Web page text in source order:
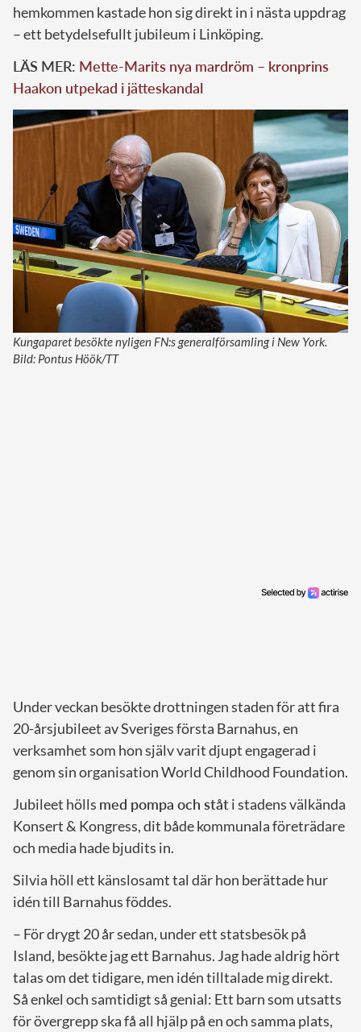
hemkommen kastade hon sig direkt in i nästa uppdrag
– ett betydelsefullt jubileum i Linköping.
LÄS MER: Mette-Marits nya mardröm – kronprins
Haakon utpekad i jätteskandal
Kungaparet besökte nyligen FN:s generalförsamling i New York.
Bild: Pontus Höök/TT
Under veckan besökte drottningen staden för att fira
20-årsjubileet av Sveriges första Barnahus, en
verksamhet som hon själv varit djupt engagerad i
genom sin organisation World Childhood Foundation.
Jubileet hölls med pompa och ståti stadens välkända
Konsert & Kongress, dit både kommunala företrädare
och media hade bjudits in.
Silvia höll ett känslosamt tal där hon berättade hur
idén till Barnahus föddes.
– För drygt 20 år sedan, under ett statsbesök på
Island, besökte jag ett Barnahus. Jag hade aldrig hört
talas om det tidigare, men idén tilltalade mig direkt.
Så enkel och samtidigt så genial: Ett barn som utsatts
för övergrepp ska få all hjälp på en och samma plats,